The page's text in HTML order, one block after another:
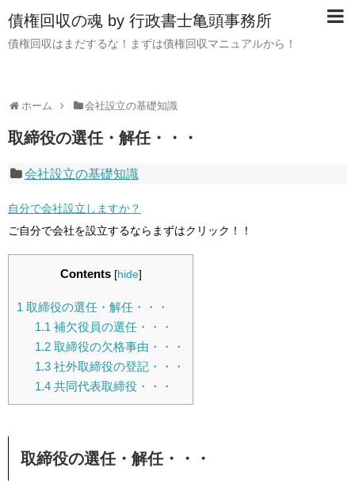
債権回収の魂 by 行政書士亀頭事務所
債権回収はまだするな！まずは債権回収マニュアルから！
ホーム 会社設立の基礎知識
取締役の選任・解任・・・
会社設立の基礎知識
自分で会社設立しますか？
ご自分で会社を設立するならまずはクリック！！
Contents [hide]
1 取締役の選任・解任・・・
1.1 補欠役員の選任・・・
1.2取締役の欠格事由・・・
1.3社外取締役の登記・・・
1.4共同代表取締役・・・
取締役の選任・解任・・・